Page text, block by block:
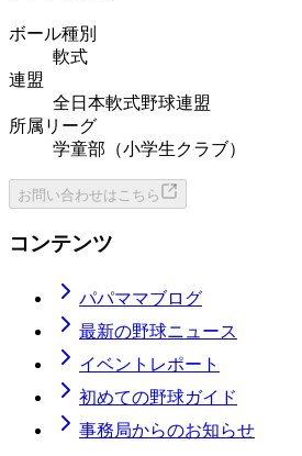
ボール種別
軟式
連盟
全日本軟式野球連盟
所属リーグ
学童部（小学生クラブ）
お問い合わせはこちら
コンテンツ
パパママブログ
最新の野球ニュース
イベントレポート
初めての野球ガイド
事務局からのお知らせ